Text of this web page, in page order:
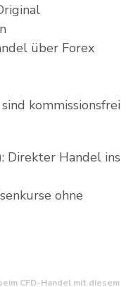
über Forex
kommissionsfrei
Direkter Handel ins
ohne
CFD-Handel mit diesem